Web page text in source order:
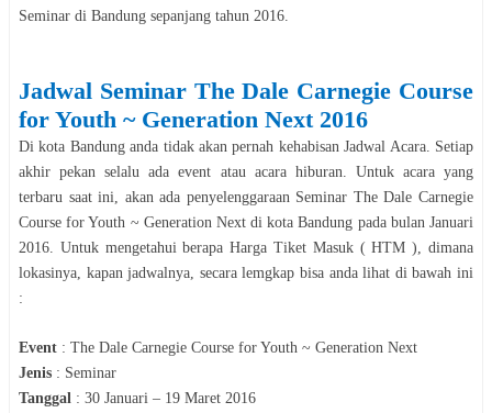
Seminar di Bandung sepanjang tahun 2016
Jadwal Seminar The Dale Carnegie Course
for Youth ~ Generation Next 2016
Di kota Bandunganda tidak akan pernah kehabisan Jadwal Acara. Setiap
akhir pekan selalu ada event atau acara hiburan. Untuk acara yang
terbaru saat ini, akan ada penyelenggaraan Seminar The Dale Carnegie
Course for Youth ~ Generation Nextdi kotaBandung pada bulanJanuari
2016 . Untuk mengetahui berapa Harga Tiket Masuk ( HTM ), dimana
lokasinya, kapan jadwalnya, secara lemgkap bisa anda lihat di bawah ini
:
Event : The Dale Carnegie Course for Youth ~ Generation Next
Jenis : Seminar
Tanggal : 30 Januari – 19 Maret 2016